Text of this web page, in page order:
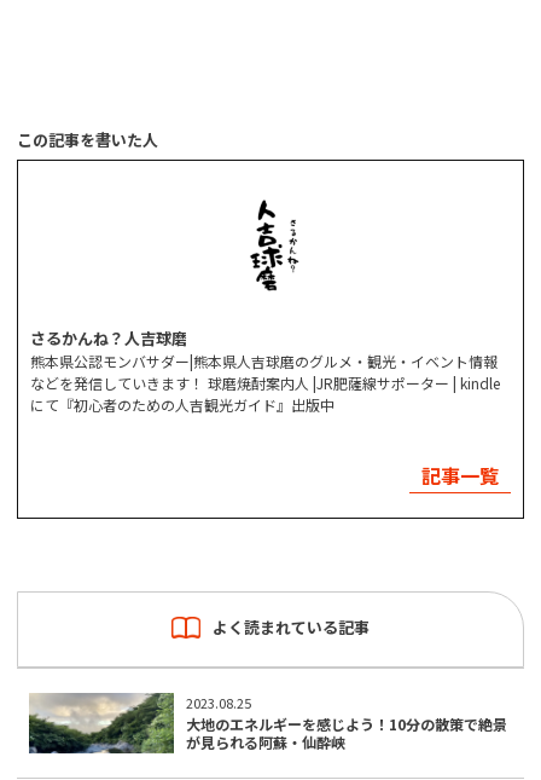
この記事を書いた人
さるかんね？人吉球磨
熊本県公認モンバサダー|熊本県人吉球磨のグルメ・観光・イベント情報
などを発信していきます！ 球磨焼酎案内人 |JR肥薩線サポーター | kindle
にて『初心者のための人吉観光ガイド』出版中
記事一覧
よく読まれている記事
2023.08.25
大地のエネルギーを感じよう！10分の散策で絶景
が見られる阿蘇・仙酔峡